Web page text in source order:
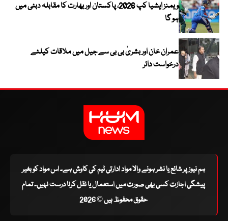
ویمنز ایشیا کپ 2026، پاکستان اور بھارت کا مقابلہ دبئی میں
ہو گا
عمران خان اور بشریٰ بی بی سے جیل میں ملاقات کیلئے
درخواست دائر
ہم نیوز پر شائع یا نشر ہونے والا مواد ادارتی ٹیم کی کاوش ہے۔ اس مواد کو بغیر
پیشگی اجازت کسی بھی صورت میں استعمال یا نقل کرنا درست نہیں۔ تمام
حقوق محفوظ ہیں © 2026